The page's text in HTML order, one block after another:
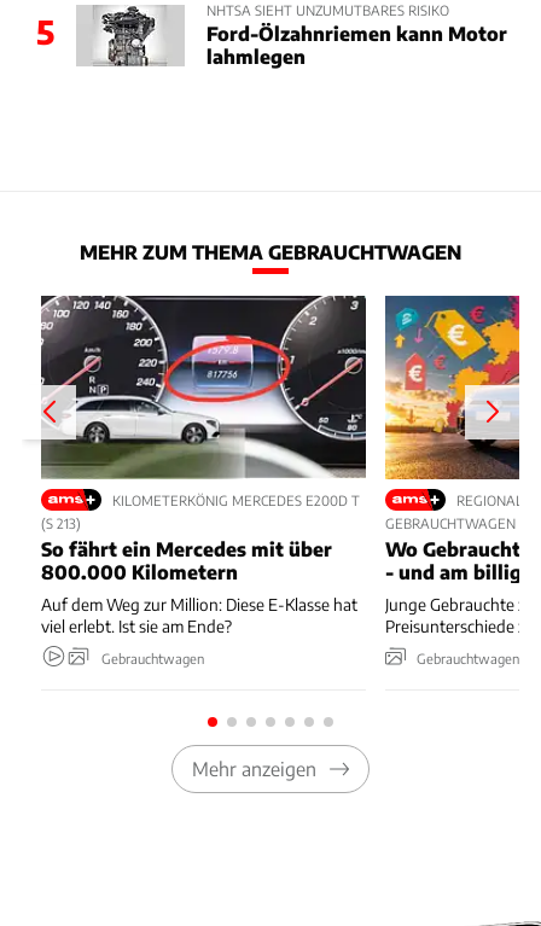
5
NHTSA SIEHT UNZUMUTBARES RISIKO
Ford-Ölzahnriemen kann Motor
lahmlegen
MEHR ZUM THEMA GEBRAUCHTWAGEN
KILOMETERKÖNIG MERCEDES E200D T
(S 213)
So fährt ein Mercedes mit über
800.000 Kilometern
Auf dem Weg zur Million: Diese E-Klasse hat
viel erlebt. Ist sie am Ende?
Gebrauchtwagen
REGIONALE
GEBRAUCHTWAGEN
Wo Gebrauchte
- und am
Junge Gebrauchte
Preisunterschiede
Gebrauchtwagen
Mehr anzeigen